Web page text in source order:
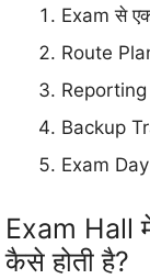
Exam से
Route
Backup
Exam
Exam Hall
कैसे होती है?